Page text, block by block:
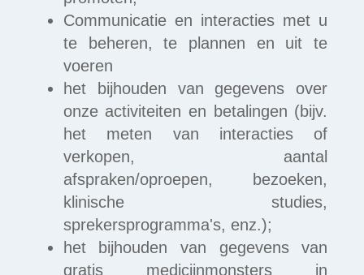
Communicatie en interacties met u
te beheren, te plannen en uit te
voeren
het bijhouden van gegevens over
onze activiteiten en betalingen (bijv.
het meten van interacties of
verkopen, aantal
afspraken/oproepen, bezoeken,
klinische studies,
sprekersprogramma's, enz.);
het bijhouden van gegevens van
gratis medicijnmonsters in